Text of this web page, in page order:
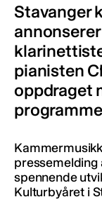
Stavanger
pianisten
oppdraget
pressemelding
spennende
Kulturbyåret i